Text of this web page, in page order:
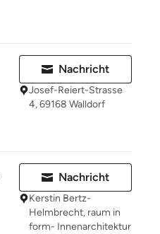
Nachricht
Josef-Reiert-Strasse
4, 69168 Walldorf
Nachricht
Kerstin Bertz-
Helmbrecht, raum in
form- Innenarchitektur